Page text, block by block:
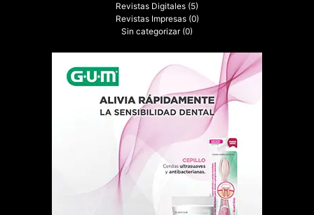
Revistas Digitales (5)
Revistas Impresas (0)
Sin categorizar (0)